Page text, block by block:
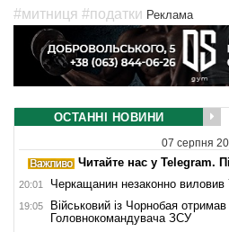
#митниця #податки Реклама
ОСТАННІ НОВИНИ
07 серпня
Читайте нас у Telegram.
20:01 Черкащанин незаконно виловив
19:05
Військовий із Чорнобая
Головнокомандувача ЗСУ